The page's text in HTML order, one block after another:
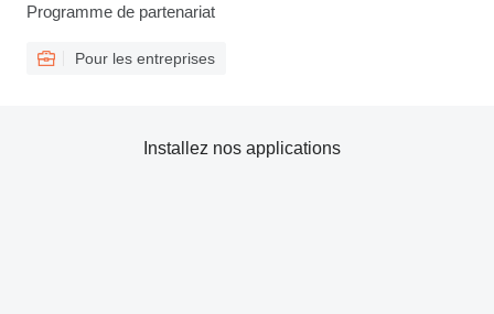
Programme de partenariat
Pour les entreprises
Installez nos applications